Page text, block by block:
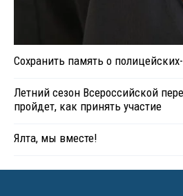
Сохранить память о
Летний сезон Всероссийской
пройдет, как принять участие
Ялта, мы вместе!